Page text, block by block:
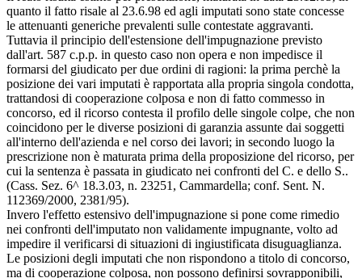
quanto il fatto risale al 23.6.98 ed agli imputati sono state concesse
le attenuanti generiche prevalenti sulle contestate aggravanti.
Tuttavia il principio dell'estensione dell'impugnazione previsto
dall'art. 587 c.p.p. in questo caso non opera e non impedisce il
formarsi del giudicato per due ordini di ragioni: la prima perchè la
posizione dei vari imputati è rapportata alla propria singola condotta,
trattandosi di cooperazione colposa e non di fatto commesso in
concorso, ed il ricorso contesta il profilo delle singole colpe, che non
coincidono per le diverse posizioni di garanzia assunte dai soggetti
all'interno dell'azienda e nel corso dei lavori; in secondo luogo la
prescrizione non è maturata prima della proposizione del ricorso, per
cui la sentenza è passata in giudicato nei confronti del C. e dello S..
(Cass. Sez. 6^ 18.3.03, n. 23251, Cammardella; conf. Sent. N.
112369/2000, 2381/95).
Invero l'effetto estensivo dell'impugnazione si pone come rimedio
nei confronti dell'imputato non validamente impugnante, volto ad
impedire il verificarsi di situazioni di ingiustificata disuguaglianza.
Le posizioni degli imputati che non rispondono a titolo di concorso,
ma di cooperazione colposa, non possono definirsi sovrapponibili,